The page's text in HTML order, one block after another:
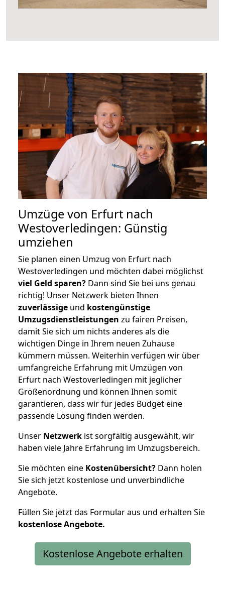
Umzüge von Erfurt nach
Westoverledingen: Günstig
umziehen
Sie planen einen Umzug von Erfurt nach
Westoverledingen und möchten dabei möglichst
viel Geld sparen? Dann sind Sie bei uns genau
richtig! Unser Netzwerk bieten Ihnen
zuverlässige und kostengünstige
Umzugsdienstleistungen zu fairen Preisen,
damit Sie sich um nichts anderes als die
wichtigen Dinge in Ihrem neuen Zuhause
kümmern müssen. Weiterhin verfügen wir über
umfangreiche Erfahrung mit Umzügen von
Erfurt nach Westoverledingen mit jeglicher
Größenordnung und können Ihnen somit
garantieren, dass wir für jedes Budget eine
passende Lösung finden werden.
Unser Netzwerk ist sorgfältig ausgewählt, wir
haben viele Jahre Erfahrung im Umzugsbereich.
Sie möchten eine Kostenübersicht? Dann holen
Sie sich jetzt kostenlose und unverbindliche
Angebote.
Füllen Sie jetzt das Formular aus und erhalten Sie
kostenloseAngebote.
Kostenlose Angebote erhalten